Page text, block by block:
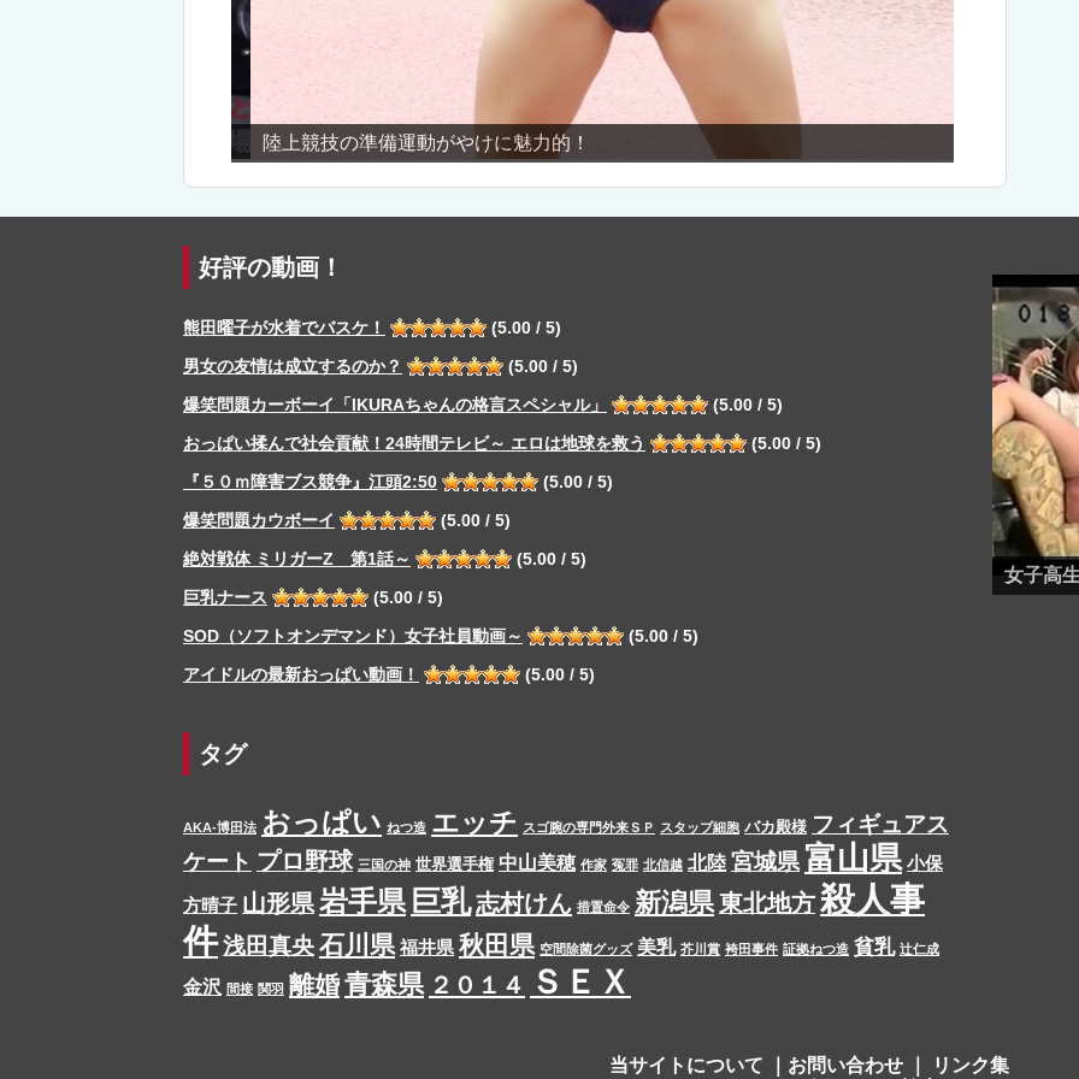
陸上競技の準備運動がやけに魅力的！
好評の動画！
熊田曜子が水着でバスケ！
(5.00 / 5)
男女の友情は成立するのか？
(5.00 / 5)
爆笑問題カーボーイ「IKURAちゃんの格言スペシャル」
(5.00 / 5)
おっぱい揉んで社会貢献！24時間テレビ～ エロは地球を救う
(5.00 / 5)
『５０ｍ障害ブス競争』江頭2:50
(5.00 / 5)
爆笑問題カウボーイ
(5.00 / 5)
絶対戦体 ミリガーZ 第1話～
(5.00 / 5)
巨乳ナース
(5.00 / 5)
SOD（ソフトオンデマンド）女子社員動画～
(5.00 / 5)
アイドルの最新おっぱい動画！
(5.00 / 5)
タグ
AKA-博田法 おっぱい ねつ造 エッチ スゴ腕の専門外来ＳＰ スタップ細胞 バカ殿様 フィギュアス
ケート プロ野球 三国の神 世界選手権 中山美穂 作家 冤罪 北信越 北陸 宮城県 富山県 小保
方晴子 山形県岩手県 巨乳志村けん 措置命令 新潟県東北地方殺人事
件浅田真央石川県 福井県 秋田県 空間除菌グッズ 美乳 芥川賞 袴田事件 証拠ねつ造 貧乳 辻仁成
金沢 間接 関羽 離婚青森県 ２０１４ ＳＥＸ
女子高
西内ま
当サイトについて お問い合わせ
リンク集